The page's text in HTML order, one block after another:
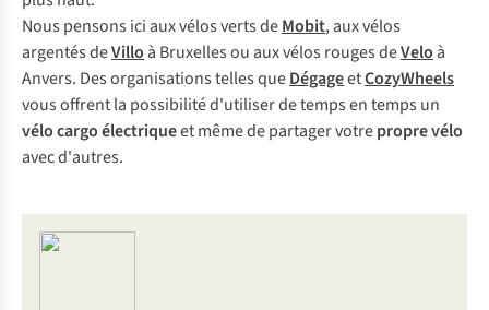
Nous pensons ici aux vélos verts deMobit, aux vélos
argentés deVillo à Bruxelles ou aux vélos rouges deVelo à
Anvers. Des organisations telles queDégageetCozyWheels
vous offrent la possibilité d'utiliser de temps en temps un
vélo cargo électriqueet même de partager votrepropre vélo
avec d'autres.